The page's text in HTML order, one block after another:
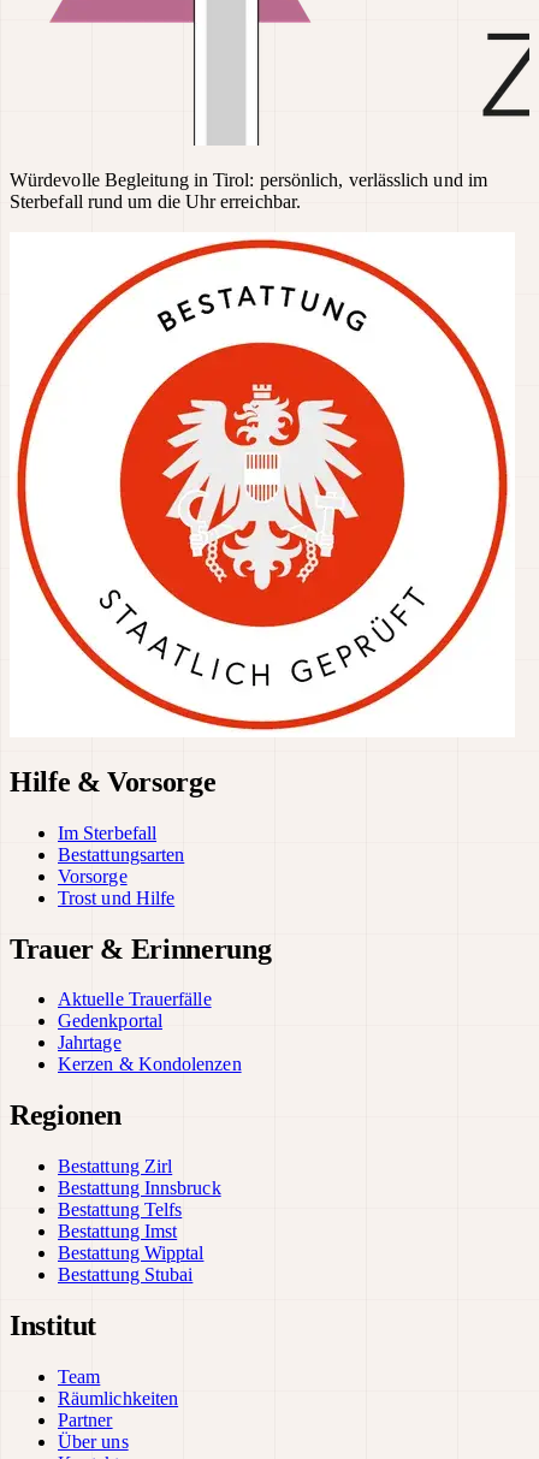
Würdevolle Begleitung in Tirol: persönlich, verlässlich und im
Sterbefall rund um die Uhr erreichbar.
Hilfe & Vorsorge
Im Sterbefall
Bestattungsarten
Vorsorge
Trost und Hilfe
Trauer & Erinnerung
Aktuelle Trauerfälle
Gedenkportal
Jahrtage
Kerzen & Kondolenzen
Regionen
Bestattung Zirl
Bestattung Innsbruck
Bestattung Telfs
Bestattung Imst
Bestattung Wipptal
Bestattung Stubai
Institut
Team
Räumlichkeiten
Partner
Über uns